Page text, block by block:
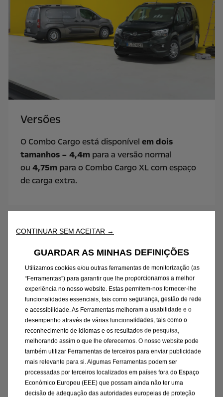
Versões
O Combo Cargo está disponível em dois
tamanhos – 4,4m para a versão normal
ou 4,75m para o Combo Cargo XL com espaço
de carga extra.
Design
CONTINUAR SEM ACEITAR →
GUARDAR AS MINHAS DEFINIÇÕES
Utilizamos cookies e/ou outras ferramentas de monitorização (as
“Ferramentas”) para garantir que lhe proporcionamos a melhor
experiência no nosso website. Estas permitem-nos fornecer-lhe
funcionalidades essenciais, tais como segurança, gestão de rede
e acessibilidade. As Ferramentas melhoram a usabilidade e o
desempenho através de várias funcionalidades, tais como o
reconhecimento de idiomas e os resultados de pesquisa,
melhorando assim o que lhe oferecemos. O nosso website pode
também utilizar Ferramentas de terceiros para enviar publicidade
mais relevante para si. Algumas Ferramentas podem ser
processadas por terceiros localizados em países fora do Espaço
Económico Europeu (EEE) que possam ainda não ter uma
decisão de adequação das autoridades europeias de proteção